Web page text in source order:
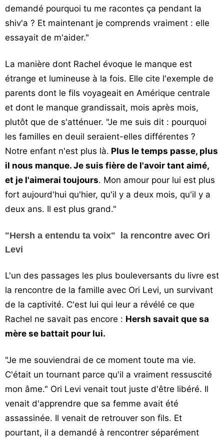
demandé pourquoi tu me racontes ça pendant la
shiv'a ? Et maintenant je comprends vraiment : elle
essayait de m'aider."
La manière dont Rachel évoque le manque est
étrange et lumineuse à la fois. Elle cite l'exemple de
parents dont le fils voyageait en Amérique centrale
et dont le manque grandissait, mois après mois,
plutôt que de s'atténuer. "Je me suis dit : pourquoi
les familles en deuil seraient-elles différentes ?
Notre enfant n'est plus là. Plus le temps passe, plus
il nous manque. Je suis fière de l'avoir tant aimé,
et je l'aimerai toujours. Mon amour pour lui est plus
fort aujourd'hui qu'hier, qu'il y a deux mois, qu'il y a
deux ans. Il est plus grand."
"Hersh a entendu ta voix" la rencontre avec Ori
Levi
L'un des passages les plus bouleversants du livre est
la rencontre de la famille avec Ori Levi, un survivant
de la captivité. C'est lui qui leur a révélé ce que
Rachel ne savait pas encore : Hersh savait que sa
mère se battait pour lui.
"Je me souviendrai de ce moment toute ma vie.
C'était un tournant parce qu'il a vraiment ressuscité
mon âme." Ori Levi venait tout juste d'être libéré. Il
venait d'apprendre que sa femme avait été
assassinée. Il venait de retrouver son fils. Et
pourtant, il a demandé à rencontrer séparément